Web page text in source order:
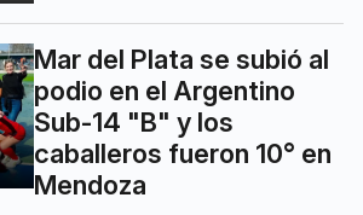
Mar del Plata se subió al
podio en el Argentino
Sub-14 "B" y los
caballeros fueron 10° en
Mendoza